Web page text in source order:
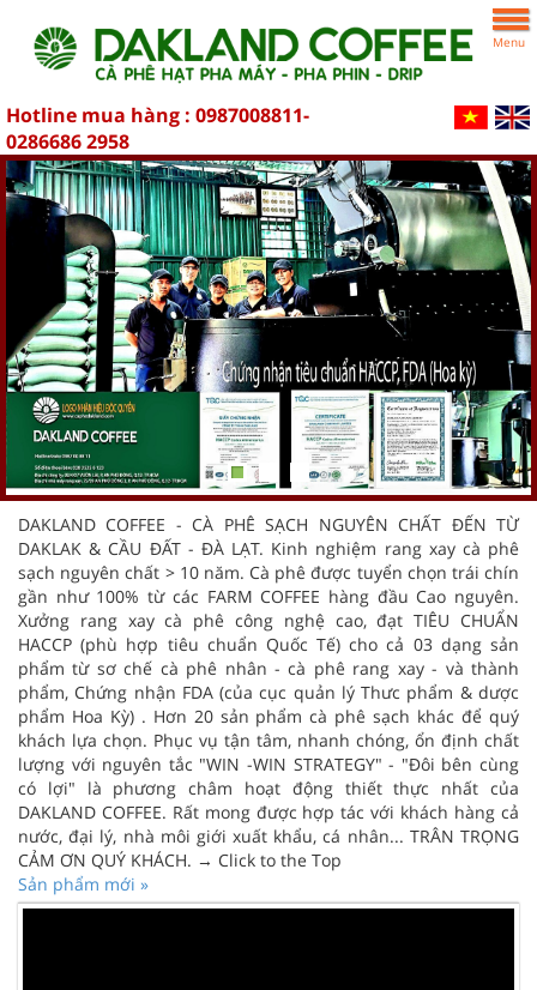
Menu
Hotline mua hàng : 0987008811-
0286686 2958
DAKLAND COFFEE - CÀ PHÊ SẠCH NGUYÊN CHẤT ĐẾN TỪ
DAKLAK & CẦU ĐẤT - ĐÀ LẠT. Kinh nghiệm rang xay cà phê
sạch nguyên chất > 10 năm. Cà phê được tuyển chọn trái chín
gần như 100% từ các FARM COFFEE hàng đầu Cao nguyên.
Xưởng rang xay cà phê công nghệ cao, đạt TIÊU CHUẨN
HACCP (phù hợp tiêu chuẩn Quốc Tế) cho cả 03 dạng sản
phẩm từ sơ chế cà phê nhân - cà phê rang xay - và thành
phẩm, Chứng nhận FDA (của cục quản lý Thưc phẩm & dược
phẩm Hoa Kỳ) . Hơn 20 sản phẩm cà phê sạch khác để quý
khách lựa chọn. Phục vụ tận tâm, nhanh chóng, ổn định chất
lượng với nguyên tắc "WIN -WIN STRATEGY" - "Đôi bên cùng
có lợi" là phương châm hoạt động thiết thực nhất của
DAKLAND COFFEE. Rất mong được hợp tác với khách hàng cả
nước, đại lý, nhà môi giới xuất khẩu, cá nhân... TRÂN TRỌNG
CẢM ƠN QUÝ KHÁCH. → Click to the Top
Sản phẩm mới »